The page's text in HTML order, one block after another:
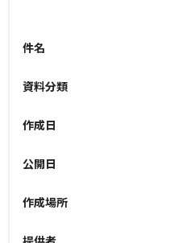
件名
資料分類
作成日
公開日
作成場所